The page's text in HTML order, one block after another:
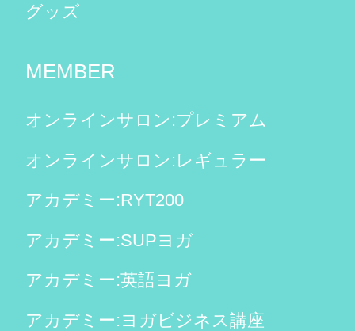
グッズ
MEMBER
オンラインサロン:プレミアム
オンラインサロン:レギュラー
アカデミー:RYT200
アカデミー:SUPヨガ
アカデミー:英語ヨガ
アカデミー:ヨガビジネス講座